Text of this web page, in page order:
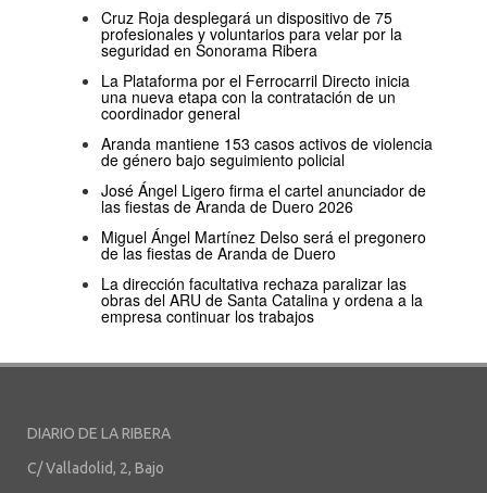
Cruz Roja desplegará un dispositivo de 75
profesionales y voluntarios para velar por la
seguridad en Sonorama Ribera
La Plataforma por el Ferrocarril Directo inicia
una nueva etapa con la contratación de un
coordinador general
Aranda mantiene 153 casos activos de violencia
de género bajo seguimiento policial
José Ángel Ligero firma el cartel anunciador de
las fiestas de Aranda de Duero 2026
Miguel Ángel Martínez Delso será el pregonero
de las fiestas de Aranda de Duero
La dirección facultativa rechaza paralizar las
obras del ARU de Santa Catalina y ordena a la
empresa continuar los trabajos
DIARIO DE LA RIBERA
C/ Valladolid, 2, Bajo